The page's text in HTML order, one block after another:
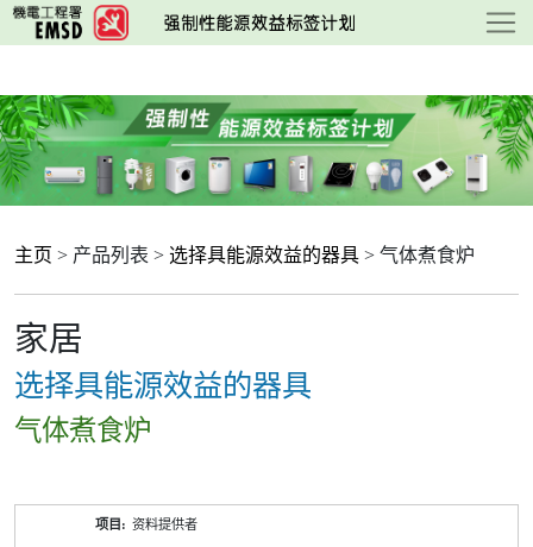
跳
至
要
内
容
主页 > 产品列表 > 选择具能源效益的器具 > 气体煮食炉
家居
选择具能源效益的器具
气体煮食炉
资料提供者